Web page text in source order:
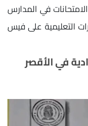
في المدارس
التعليمية على فيس
في الأقصر